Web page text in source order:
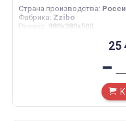
Страна производства:
Фабрика: Zzibo
Размер : 980х380х500
25